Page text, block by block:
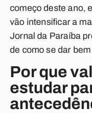
começo deste ano,
vão intensificar a
Jornal da Paraíba
de como se dar
Por que
estudar